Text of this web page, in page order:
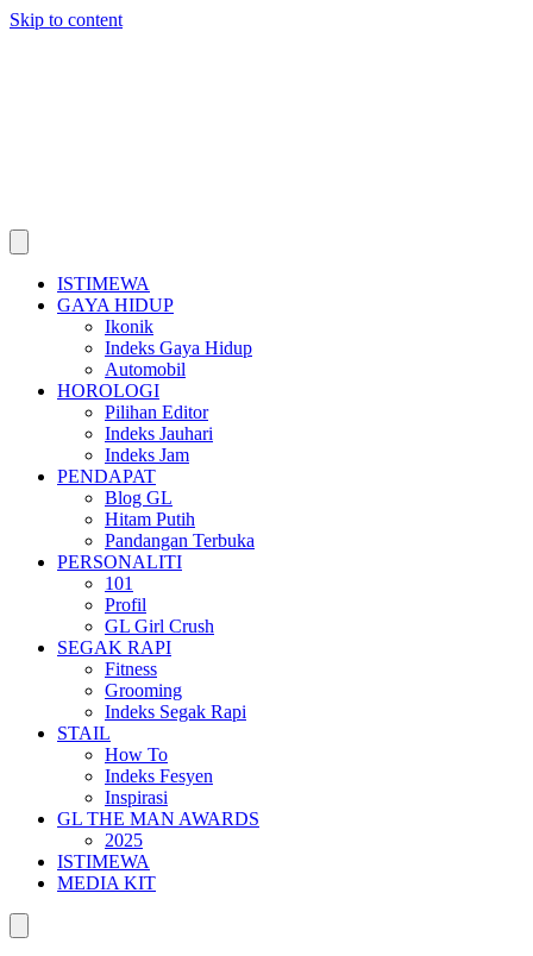
Skip to content
ISTIMEWA
GAYA HIDUP
Ikonik
Indeks Gaya Hidup
Automobil
HOROLOGI
Pilihan Editor
Indeks Jauhari
Indeks Jam
PENDAPAT
Blog GL
Hitam Putih
Pandangan Terbuka
PERSONALITI
101
Profil
GL Girl Crush
SEGAK RAPI
Fitness
Grooming
Indeks Segak Rapi
STAIL
How To
Indeks Fesyen
Inspirasi
GL THE MAN AWARDS
2025
ISTIMEWA
MEDIA KIT